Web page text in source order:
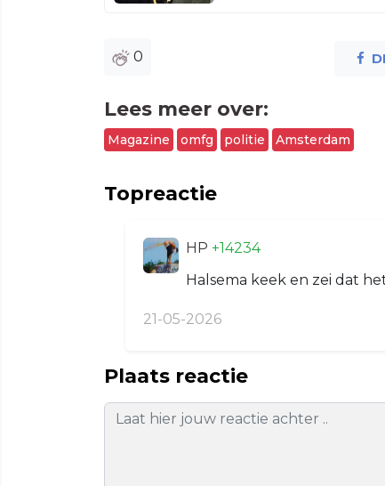
0
Lees meer over:
Magazine omfg politie Amsterdam
Topreactie
HP +14234
Halsema keek en zei dat
21-05-2026
Plaats reactie